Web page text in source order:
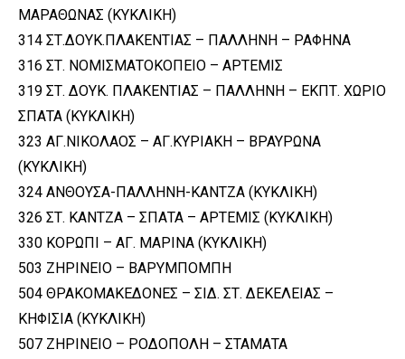
ΜΑΡΑΘΩΝΑΣ (ΚΥΚΛΙΚΗ)
314 ΣΤ.ΔΟΥΚ.ΠΛΑΚΕΝΤΙΑΣ – ΠΑΛΛΗΝΗ – ΡΑΦΗΝΑ
316 ΣΤ. ΝΟΜΙΣΜΑΤΟΚΟΠΕΙΟ – ΑΡΤΕΜΙΣ
319 ΣΤ. ΔΟΥΚ. ΠΛΑΚΕΝΤΙΑΣ – ΠΑΛΛΗΝΗ – ΕΚΠΤ. ΧΩΡΙΟ
ΣΠΑΤΑ (ΚΥΚΛΙΚΗ)
323 ΑΓ.ΝΙΚΟΛΑΟΣ – ΑΓ.ΚΥΡΙΑΚΗ – ΒΡΑΥΡΩΝΑ
(ΚΥΚΛΙΚΗ)
324 ΑΝΘΟΥΣΑ-ΠΑΛΛΗΝΗ-ΚΑΝΤΖΑ (ΚΥΚΛΙΚΗ)
326 ΣΤ. ΚΑΝΤΖΑ – ΣΠΑΤΑ – ΑΡΤΕΜΙΣ (ΚΥΚΛΙΚΗ)
330 ΚΟΡΩΠΙ – ΑΓ. ΜΑΡΙΝΑ (ΚΥΚΛΙΚΗ)
503 ΖΗΡΙΝΕΙΟ – ΒΑΡΥΜΠΟΜΠΗ
504 ΘΡΑΚΟΜΑΚΕΔΟΝΕΣ – ΣΙΔ. ΣΤ. ΔΕΚΕΛΕΙΑΣ –
ΚΗΦΙΣΙΑ (ΚΥΚΛΙΚΗ)
507 ΖΗΡΙΝΕΙΟ – ΡΟΔΟΠΟΛΗ – ΣΤΑΜΑΤΑ